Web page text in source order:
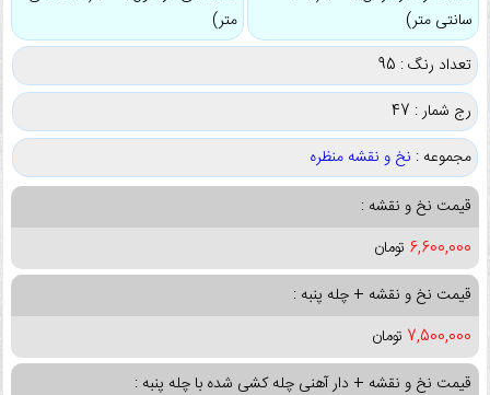
سانتی متر)
متر)
تعداد رنگ : 95
رج شمار : 47
مجموعه : نخ و نقشه منظره
قیمت نخ و نقشه :
6,600,000 تومان
قیمت نخ و نقشه + چله پنبه :
7,500,000 تومان
قیمت نخ و نقشه + دار آهنی چله کشی شده با چله پنبه :